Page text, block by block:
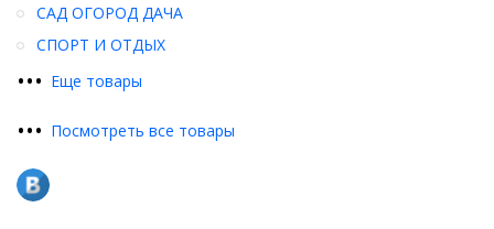
••• Еще товары
САД ОГОРОД ДАЧА
СПОРТ И ОТДЫХ
••• Посмотреть все товары